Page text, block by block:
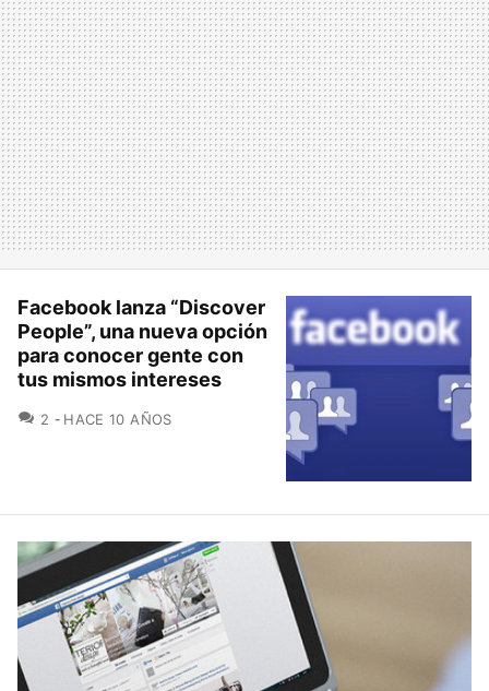
Facebook lanza “Discover
People”, una nueva opción
para conocer gente con
tus mismos intereses
2 COMENTARIOS
HACE 10 AÑOS